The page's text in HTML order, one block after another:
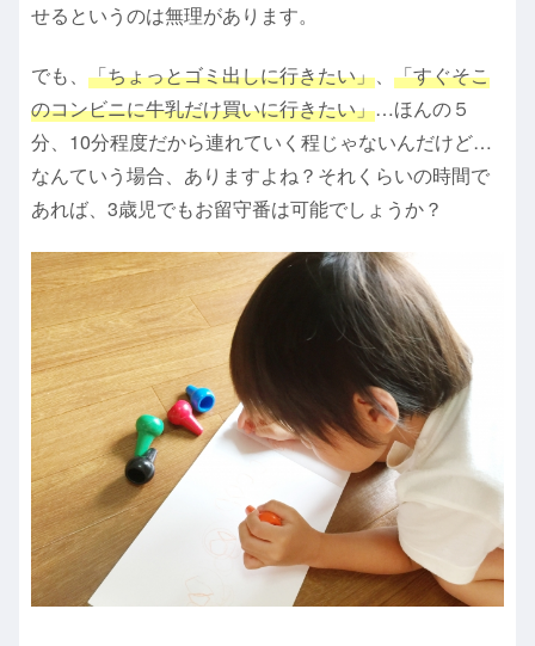
せるというのは無理があります。
でも、 「ちょっとゴミ出しに行きたい」、 「すぐそこ
のコンビニに牛乳だけ買いに行きたい」…ほんの５
分、10分程度だから連れていく程じゃないんだけど…
なんていう場合、ありますよね？それくらいの時間で
あれば、3歳児でもお留守番は可能でしょうか？